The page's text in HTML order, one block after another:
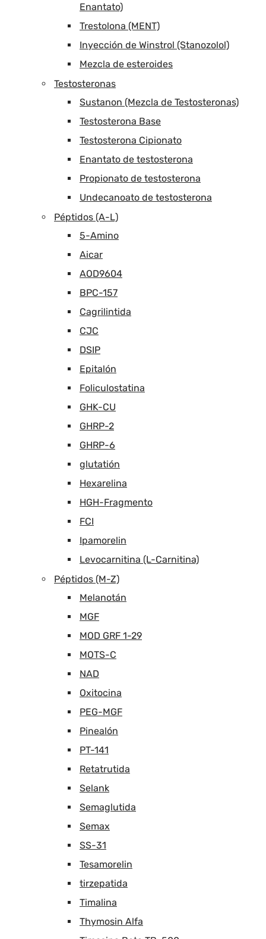
Enantato)
Trestolona (MENT)
Inyección de Winstrol (Stanozolol)
Mezcla de esteroides
Testosteronas
Sustanon (Mezcla de Testosteronas)
Testosterona Base
Testosterona Cipionato
Enantato de testosterona
Propionato de testosterona
Undecanoato de testosterona
Péptidos (A-L)
5-Amino
Aicar
AOD9604
BPC-157
Cagrilintida
CJC
DSIP
Epitalón
Foliculostatina
GHK-CU
GHRP-2
GHRP-6
glutatión
Hexarelina
HGH-Fragmento
FCI
Ipamorelin
Levocarnitina (L-Carnitina)
Péptidos (M-Z)
Melanotán
MGF
MOD GRF 1-29
MOTS-C
NAD
Oxitocina
PEG-MGF
Pinealón
PT-141
Retatrutida
Selank
Semaglutida
Semax
SS-31
Tesamorelin
tirzepatida
Timalina
Thymosin Alfa